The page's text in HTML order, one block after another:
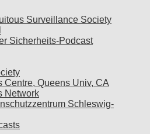
Surveillance Society
Sicherheits-Podcast
Centre, Queens Univ, CA
Network
Schleswig-